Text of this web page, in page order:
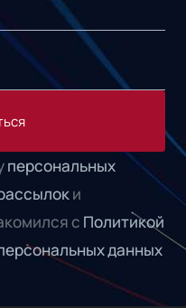
персональных
и
с Политикой
данных